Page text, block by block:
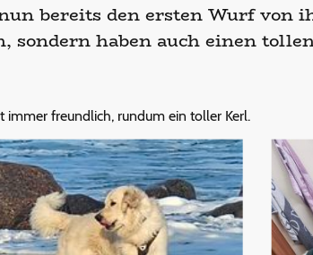
bereits den ersten Wurf von
sondern haben auch einen
immer freundlich, rundum ein toller Kerl.